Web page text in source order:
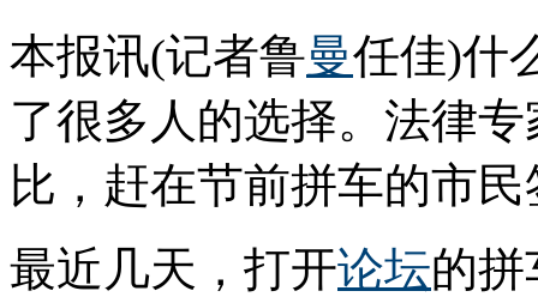
本报讯(记者鲁曼任佳)什
了很多人的选择。法律
比，赶在节前拼车的市
最近几天，打开论坛的